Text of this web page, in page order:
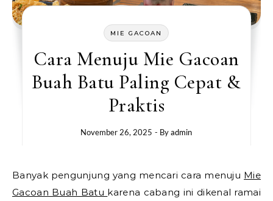
MIE GACOAN
Cara Menuju Mie Gacoan
Buah Batu Paling Cepat &
Praktis
November 26, 2025 - Byadmin
Banyak pengunjung yang mencari cara menuju Mie
Gacoan Buah Batu karena cabang ini dikenal ramai